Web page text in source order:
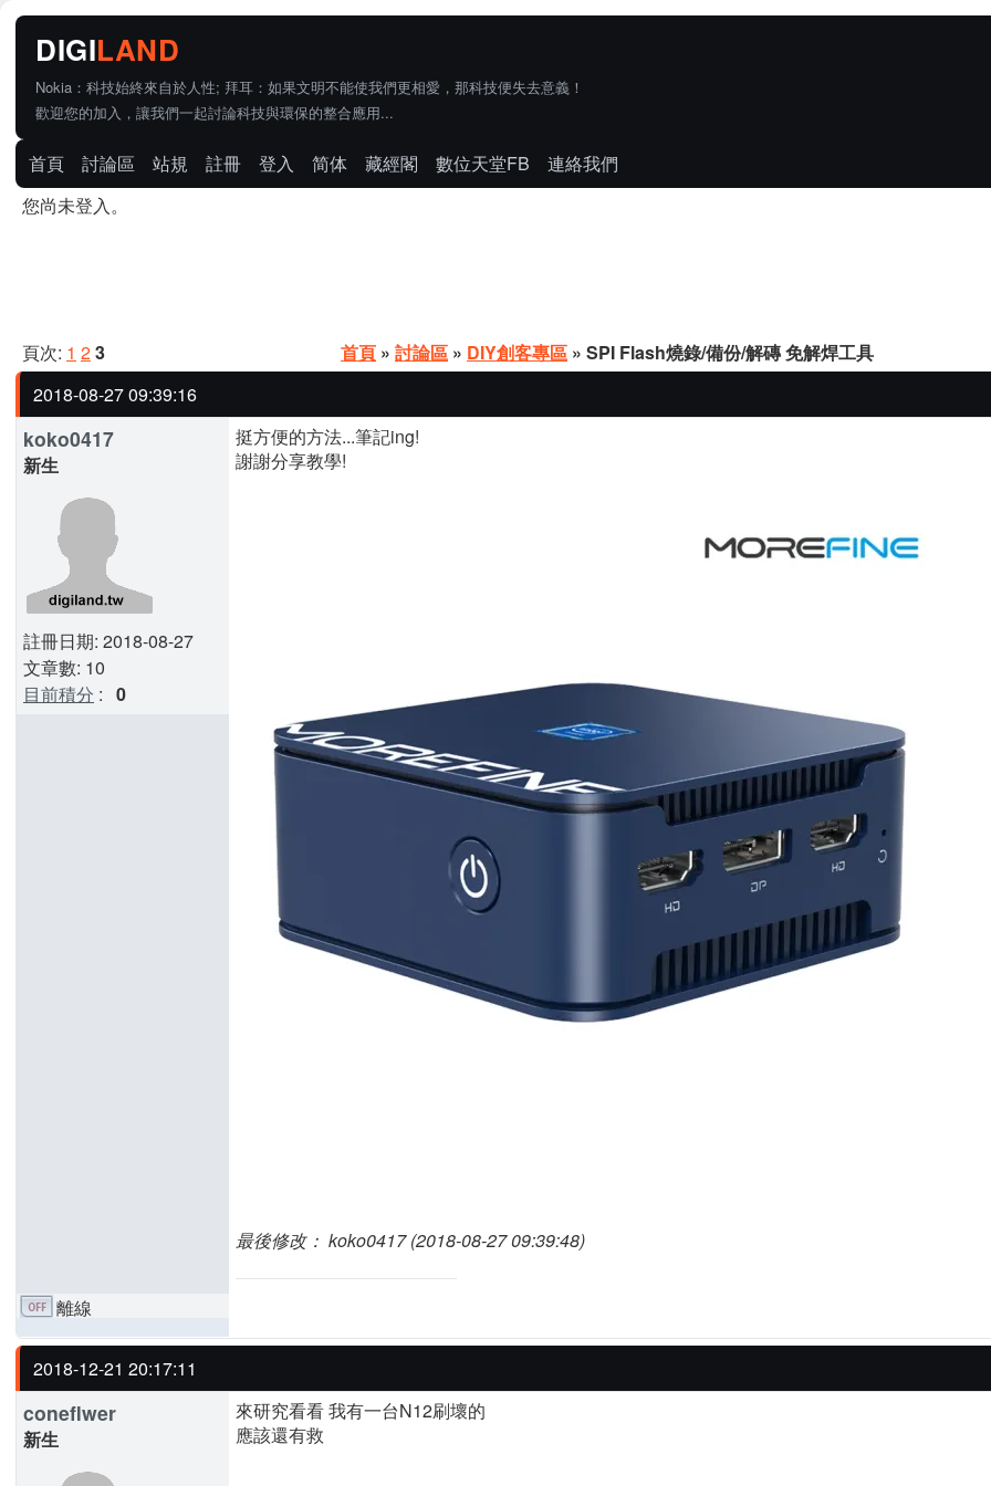
Nokia：科技始終來自於人性; 拜耳：如果文明不能使我們更相愛，那科技便失去意義！
歡迎您的加入，讓我們一起討論科技與環保的整合應用...
首頁 討論區 站規 註冊 登入 简体 藏經閣 數位天堂FB
連絡我們
您尚未登入。
頁次: 1 23 首頁 » 討論區 » DIY創客專區 » SPI Flash燒錄/備份/解磚 免解焊工具
2018-08-27 09:39:16
koko0417
新生
註冊日期: 2018-08-27
文章數: 10
目前積分 : 0
挺方便的方法...筆記ing!
謝謝分享教學!
最後修改： koko0417 (2018-08-27 09:39:48)
離線
2018-12-21 20:17:11
coneflwer
新生
來研究看看 我有一台N12刷壞的
應該還有救